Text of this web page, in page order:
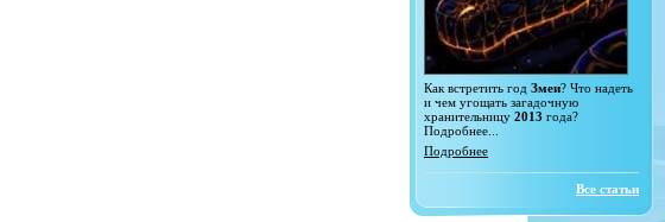
Как встретить год Змеи? Что надеть
и чем угощать загадочную
хранительницу 2013 года?
Подробнее...
Подробнее
Все статьи